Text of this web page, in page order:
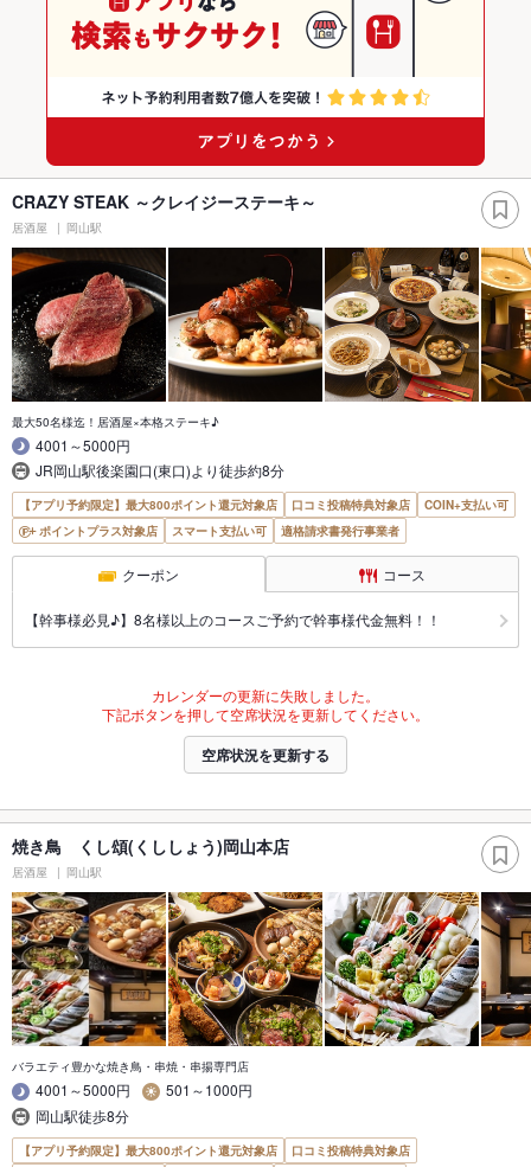
CRAZY STEAK ～クレイジーステーキ～
居酒屋 岡山駅
最大50名様迄！居酒屋×本格ステーキ♪
4001～5000円
JR岡山駅後楽園口(東口)より徒歩約8分
【アプリ予約限定】最大800ポイント還元対象店 口コミ投稿特典対象店
COIN+支払い可
ポイントプラス対象店
スマート支払い可 適格請求書発行事業者
クーポン コース
【幹事様必見♪】8名様以上のコースご予約で幹事様代金無料！！
カレンダーの更新に失敗しました。
下記ボタンを押して空席状況を更新してください。
空席状況を更新する
焼き鳥 くし頌(くししょう)岡山本店
居酒屋 岡山駅
バラエティ豊かな焼き鳥・串焼・串揚専門店
4001～5000円
501～1000円
岡山駅徒歩8分
【アプリ予約限定】最大800ポイント還元対象店
口コミ投稿特典対象店